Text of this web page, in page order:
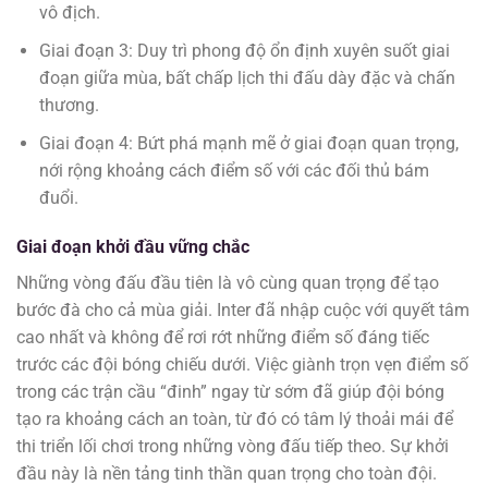
vô địch.
Giai đoạn 3: Duy trì phong độ ổn định xuyên suốt giai
đoạn giữa mùa, bất chấp lịch thi đấu dày đặc và chấn
thương.
Giai đoạn 4: Bứt phá mạnh mẽ ở giai đoạn quan trọng,
nới rộng khoảng cách điểm số với các đối thủ bám
đuổi.
Giai đoạn khởi đầu vững chắc
Những vòng đấu đầu tiên là vô cùng quan trọng để tạo
bước đà cho cả mùa giải. Inter đã nhập cuộc với quyết tâm
cao nhất và không để rơi rớt những điểm số đáng tiếc
trước các đội bóng chiếu dưới. Việc giành trọn vẹn điểm số
trong các trận cầu “đinh” ngay từ sớm đã giúp đội bóng
tạo ra khoảng cách an toàn, từ đó có tâm lý thoải mái để
thi triển lối chơi trong những vòng đấu tiếp theo. Sự khởi
đầu này là nền tảng tinh thần quan trọng cho toàn đội.